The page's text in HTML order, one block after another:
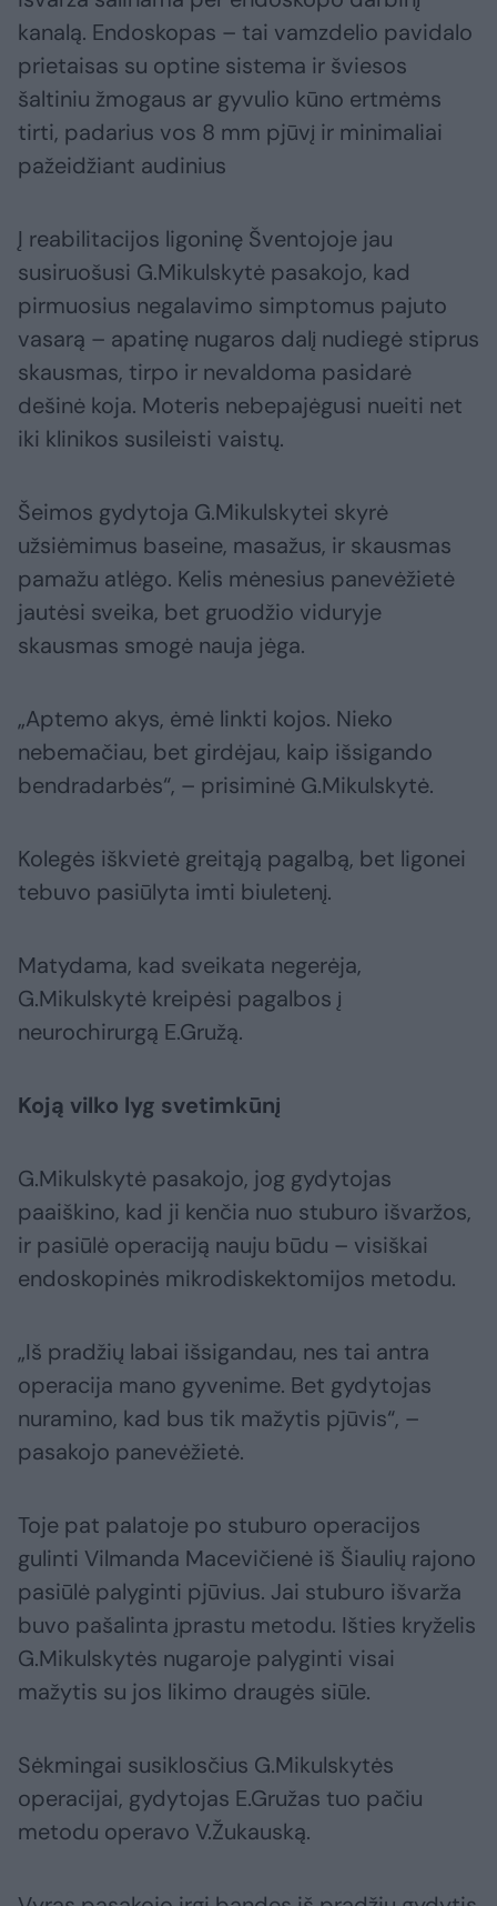
kanalą. Endoskopas – tai vamzdelio pavidalo
prietaisas su optine sistema ir šviesos
šaltiniu žmogaus ar gyvulio kūno ertmėms
tirti, padarius vos 8 mm pjūvį ir minimaliai
pažeidžiant audinius
Į reabilitacijos ligoninę Šventojoje jau
susiruošusi G.Mikulskytė pasakojo, kad
pirmuosius negalavimo simptomus pajuto
vasarą – apatinę nugaros dalį nudiegė stiprus
skausmas, tirpo ir nevaldoma pasidarė
dešinė koja. Moteris nebepajėgusi nueiti net
iki klinikos susileisti vaistų.
Šeimos gydytoja G.Mikulskytei skyrė
užsiėmimus baseine, masažus, ir skausmas
pamažu atlėgo. Kelis mėnesius panevėžietė
jautėsi sveika, bet gruodžio viduryje
skausmas smogė nauja jėga.
„Aptemo akys, ėmė linkti kojos. Nieko
nebemačiau, bet girdėjau, kaip išsigando
bendradarbės“, – prisiminė G.Mikulskytė.
Kolegės iškvietė greitąją pagalbą, bet ligonei
tebuvo pasiūlyta imti biuletenį.
Matydama, kad sveikata negerėja,
G.Mikulskytė kreipėsi pagalbos į
neurochirurgą E.Gružą.
Koją vilko lyg svetimkūnį
G.Mikulskytė pasakojo, jog gydytojas
paaiškino, kad ji kenčia nuo stuburo išvaržos,
ir pasiūlė operaciją nauju būdu – visiškai
endoskopinės mikrodiskektomijos metodu.
„Iš pradžių labai išsigandau, nes tai antra
operacija mano gyvenime. Bet gydytojas
nuramino, kad bus tik mažytis pjūvis“, –
pasakojo panevėžietė.
Toje pat palatoje po stuburo operacijos
gulinti Vilmanda Macevičienė iš Šiaulių rajono
pasiūlė palyginti pjūvius. Jai stuburo išvarža
buvo pašalinta įprastu metodu. Išties kryželis
G.Mikulskytės nugaroje palyginti visai
mažytis su jos likimo draugės siūle.
Sėkmingai susiklosčius G.Mikulskytės
operacijai, gydytojas E.Gružas tuo pačiu
metodu operavo V.Žukauską.